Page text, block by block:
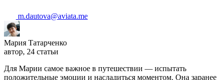
m.dautova@aviata.me
Мария Татарченко
автор, 24 статьи
Для Марии самое важное в путешествии — испытать
положительные эмоции и насладиться моментом. Она заранее